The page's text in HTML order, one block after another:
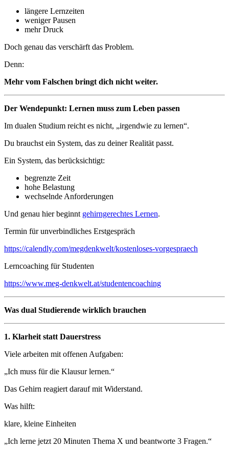
längere Lernzeiten
weniger Pausen
mehr Druck
Doch genau das verschärft das Problem.
Denn:
Mehr vom Falschen bringt dich nicht weiter.
Der Wendepunkt: Lernen muss zum Leben passen
Im dualen Studium reicht es nicht, „irgendwie zu lernen“.
Du brauchst ein System, das zu deiner Realität passt.
Ein System, das berücksichtigt:
begrenzte Zeit
hohe Belastung
wechselnde Anforderungen
Und genau hier beginnt gehirngerechtes Lernen.
Termin für unverbindliches Erstgespräch
https://calendly.com/megdenkwelt/kostenloses-vorgespraech
Lerncoaching für Studenten
https://www.meg-denkwelt.at/studentencoaching
Was dual Studierende wirklich brauchen
1. Klarheit statt Dauerstress
Viele arbeiten mit offenen Aufgaben:
„Ich muss für die Klausur lernen.“
Das Gehirn reagiert darauf mit Widerstand.
Was hilft:
klare, kleine Einheiten
„Ich lerne jetzt 20 Minuten Thema X und beantworte 3 Fragen.“